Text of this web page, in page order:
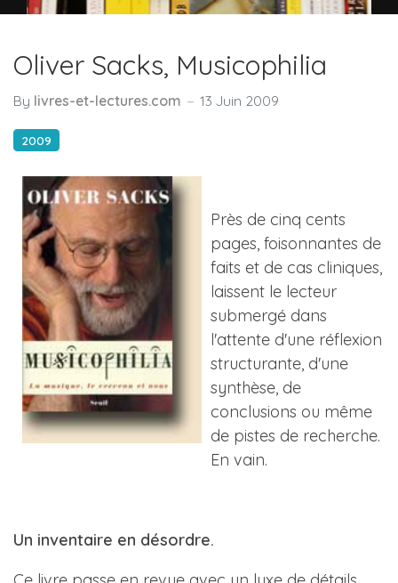
Oliver Sacks, Musicophilia
By livres-et-lectures.com 13 Juin 2009
2009
Près de cinq cents
pages, foisonnantes de
faits et de cas cliniques,
laissent le lecteur
submergé dans
l'attente d'une réflexion
structurante, d'une
synthèse, de
conclusions ou même
de pistes de recherche.
En vain.
Un inventaire en désordre.